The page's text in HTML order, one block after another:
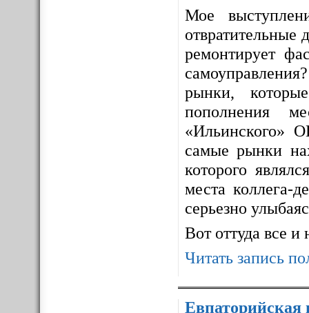
Мое
отвратительные
ремонтирует
рынки,
пополнения
«Ильинского»
самые рынки
которого
места коллега-
серьезно
Вот оттуда все и
Читать запись
Евпаторийская